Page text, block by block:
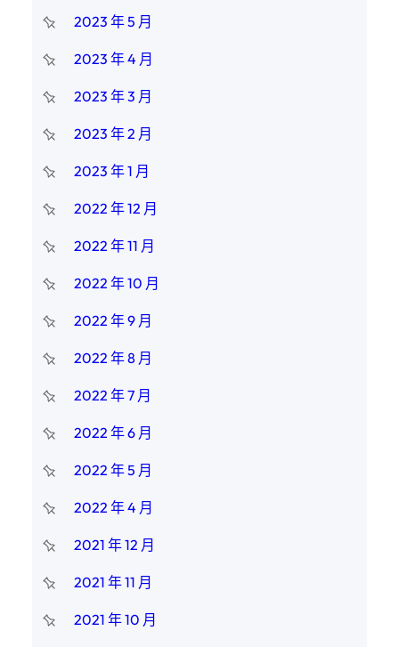
2023 年 5 月
2023 年 4 月
2023 年 3 月
2023 年 2 月
2023 年 1 月
2022 年 12 月
2022 年 11 月
2022 年 10 月
2022 年 9 月
2022 年 8 月
2022 年 7 月
2022 年 6 月
2022 年 5 月
2022 年 4 月
2021 年 12 月
2021 年 11 月
2021 年 10 月